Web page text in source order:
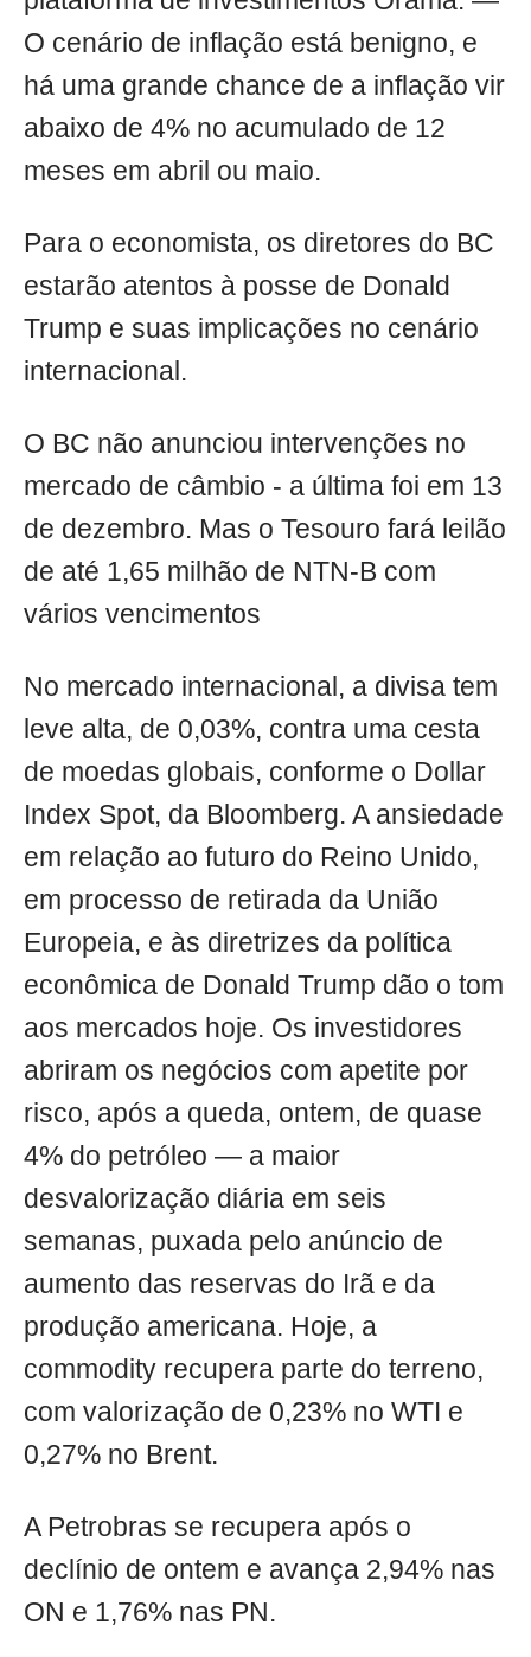
O cenário de inflação está benigno, e
há uma grande chance de a inflação vir
abaixo de 4% no acumulado de 12
meses em abril ou maio.
Para o economista, os diretores do BC
estarão atentos à posse de Donald
Trump e suas implicações no cenário
internacional.
O BC não anunciou intervenções no
mercado de câmbio - a última foi em 13
de dezembro. Mas o Tesouro fará leilão
de até 1,65 milhão de NTN-B com
vários vencimentos
No mercado internacional, a divisa tem
leve alta, de 0,03%, contra uma cesta
de moedas globais, conforme o Dollar
Index Spot, da Bloomberg. A ansiedade
em relação ao futuro do Reino Unido,
em processo de retirada da União
Europeia, e às diretrizes da política
econômica de Donald Trump dão o tom
aos mercados hoje. Os investidores
abriram os negócios com apetite por
risco, após a queda, ontem, de quase
4% do petróleo — a maior
desvalorização diária em seis
semanas, puxada pelo anúncio de
aumento das reservas do Irã e da
produção americana. Hoje, a
commodity recupera parte do terreno,
com valorização de 0,23% no WTI e
0,27% no Brent.
A Petrobras se recupera após o
declínio de ontem e avança 2,94% nas
ON e 1,76% nas PN.